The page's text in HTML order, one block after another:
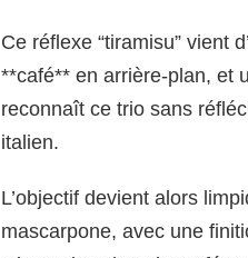
Ce réflexe “tiramisu” vient
**café** en arrière-plan, et
reconnaît ce trio sans
italien.
L’objectif devient alors
mascarpone, avec une